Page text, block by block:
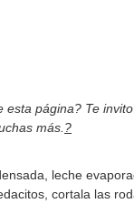
página? Te
más. ?
leche
cortala las